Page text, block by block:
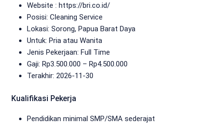
Website : https://bri.co.id/
Posisi: Cleaning Service
Lokasi: Sorong, Papua Barat Daya
Untuk: Pria atau Wanita
Jenis Pekerjaan: Full Time
Gaji: Rp3.500.000 – Rp4.500.000
Terakhir: 2026-11-30
Kualifikasi Pekerja
Pendidikan minimal SMP/SMA sederajat